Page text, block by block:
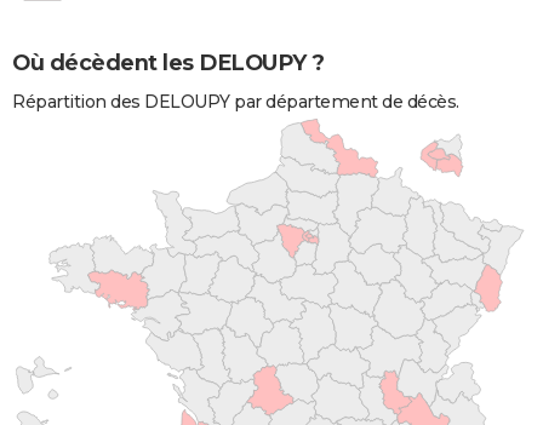
Où décèdent les DELOUPY ?
Répartition des DELOUPY par département de décès.